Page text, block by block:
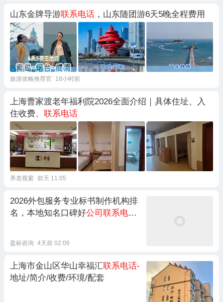
山东金牌导游联系电话 ，山东随团游6天5晚全程费用
旅游攻略推荐官 18小时前
上海曹家渡老年福利院2026全面介绍｜具体住址、入
住收费、 联系电话
养老视窗 前天 11:05
2026外包服务专业标书制作机构排
名，本地知名口碑好公司联系电话
盈标咨询 4天前 02:06
上海市金山区华山幸福汇联系电话-
地址/简介/收费/环境/配套